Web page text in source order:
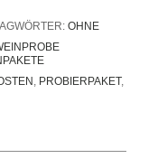
OHNE
, PROBIERPAKET,